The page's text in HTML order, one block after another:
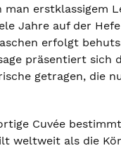
erstklassigem
Jahre auf der
erfolgt
präsentiert sich
getragen, die
Cuvée
weltweit als die